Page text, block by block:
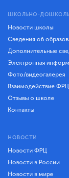
ШКОЛЬНО-
Новости школы
Сведения об
Дополнительные
Электронная
Фото/видеогалерея
Взаимодействие
Отзывы о школе
Контакты
НОВОСТИ
Новости ФРЦ
Новости в России
Новости в мире